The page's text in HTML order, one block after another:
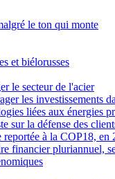
le ton qui monte
et biélorusses
le secteur de l'acier
les investissements
liées aux énergies
sur la défense des
à la COP18, en
financier pluriannuel,